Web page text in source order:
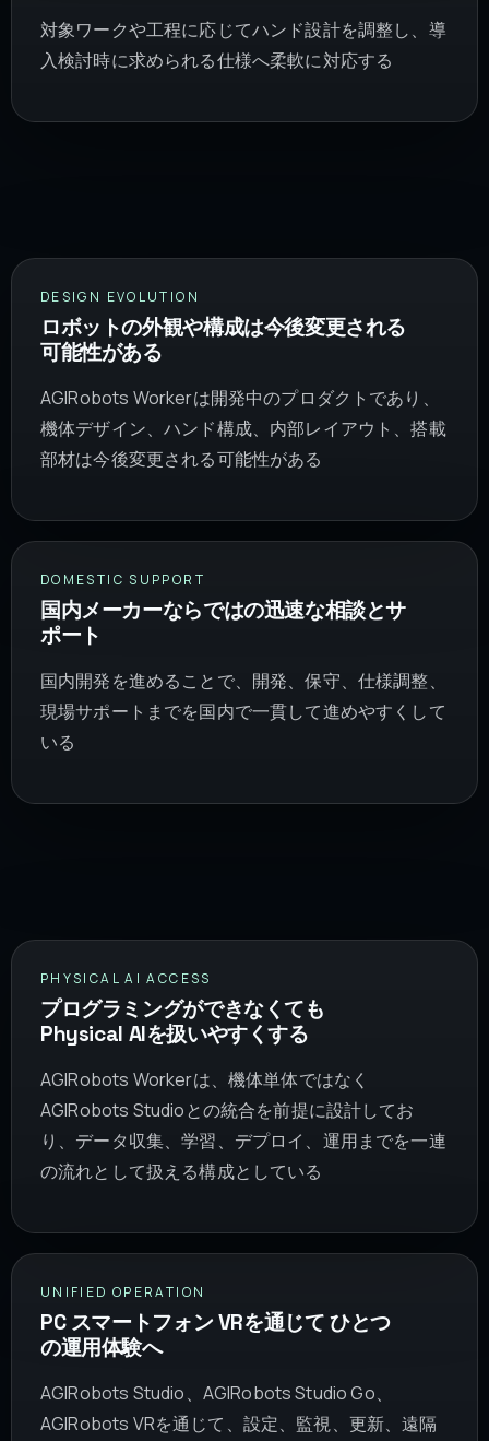
対象ワークや工程に応じてハンド設計を調整し、導
入検討時に求められる仕様へ柔軟に対応する
DESIGN EVOLUTION
ロボットの外観や構成は今後変更される
可能性がある
AGIRobots Workerは開発中のプロダクトであり、
機体デザイン、ハンド構成、内部レイアウト、搭載
部材は今後変更される可能性がある
DOMESTIC SUPPORT
国内メーカーならではの迅速な相談とサ
ポート
国内開発を進めることで、開発、保守、仕様調整、
現場サポートまでを国内で一貫して進めやすくして
いる
PHYSICAL AI ACCESS
プログラミングができなくても
Physical AIを扱いやすくする
AGIRobots Workerは、機体単体ではなく
AGIRobots Studioとの統合を前提に設計してお
り、データ収集、学習、デプロイ、運用までを一連
の流れとして扱える構成としている
UNIFIED OPERATION
PC スマートフォン VRを通じて ひとつ
の運用体験へ
AGIRobots Studio、AGIRobots Studio Go、
AGIRobots VRを通じて、設定、監視、更新、遠隔